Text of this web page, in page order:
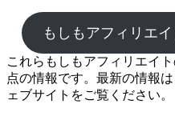
もしもアフィリエ
これらもしもアフィリエイ
点の情報です。最新の情報
ェブサイトをご覧ください。